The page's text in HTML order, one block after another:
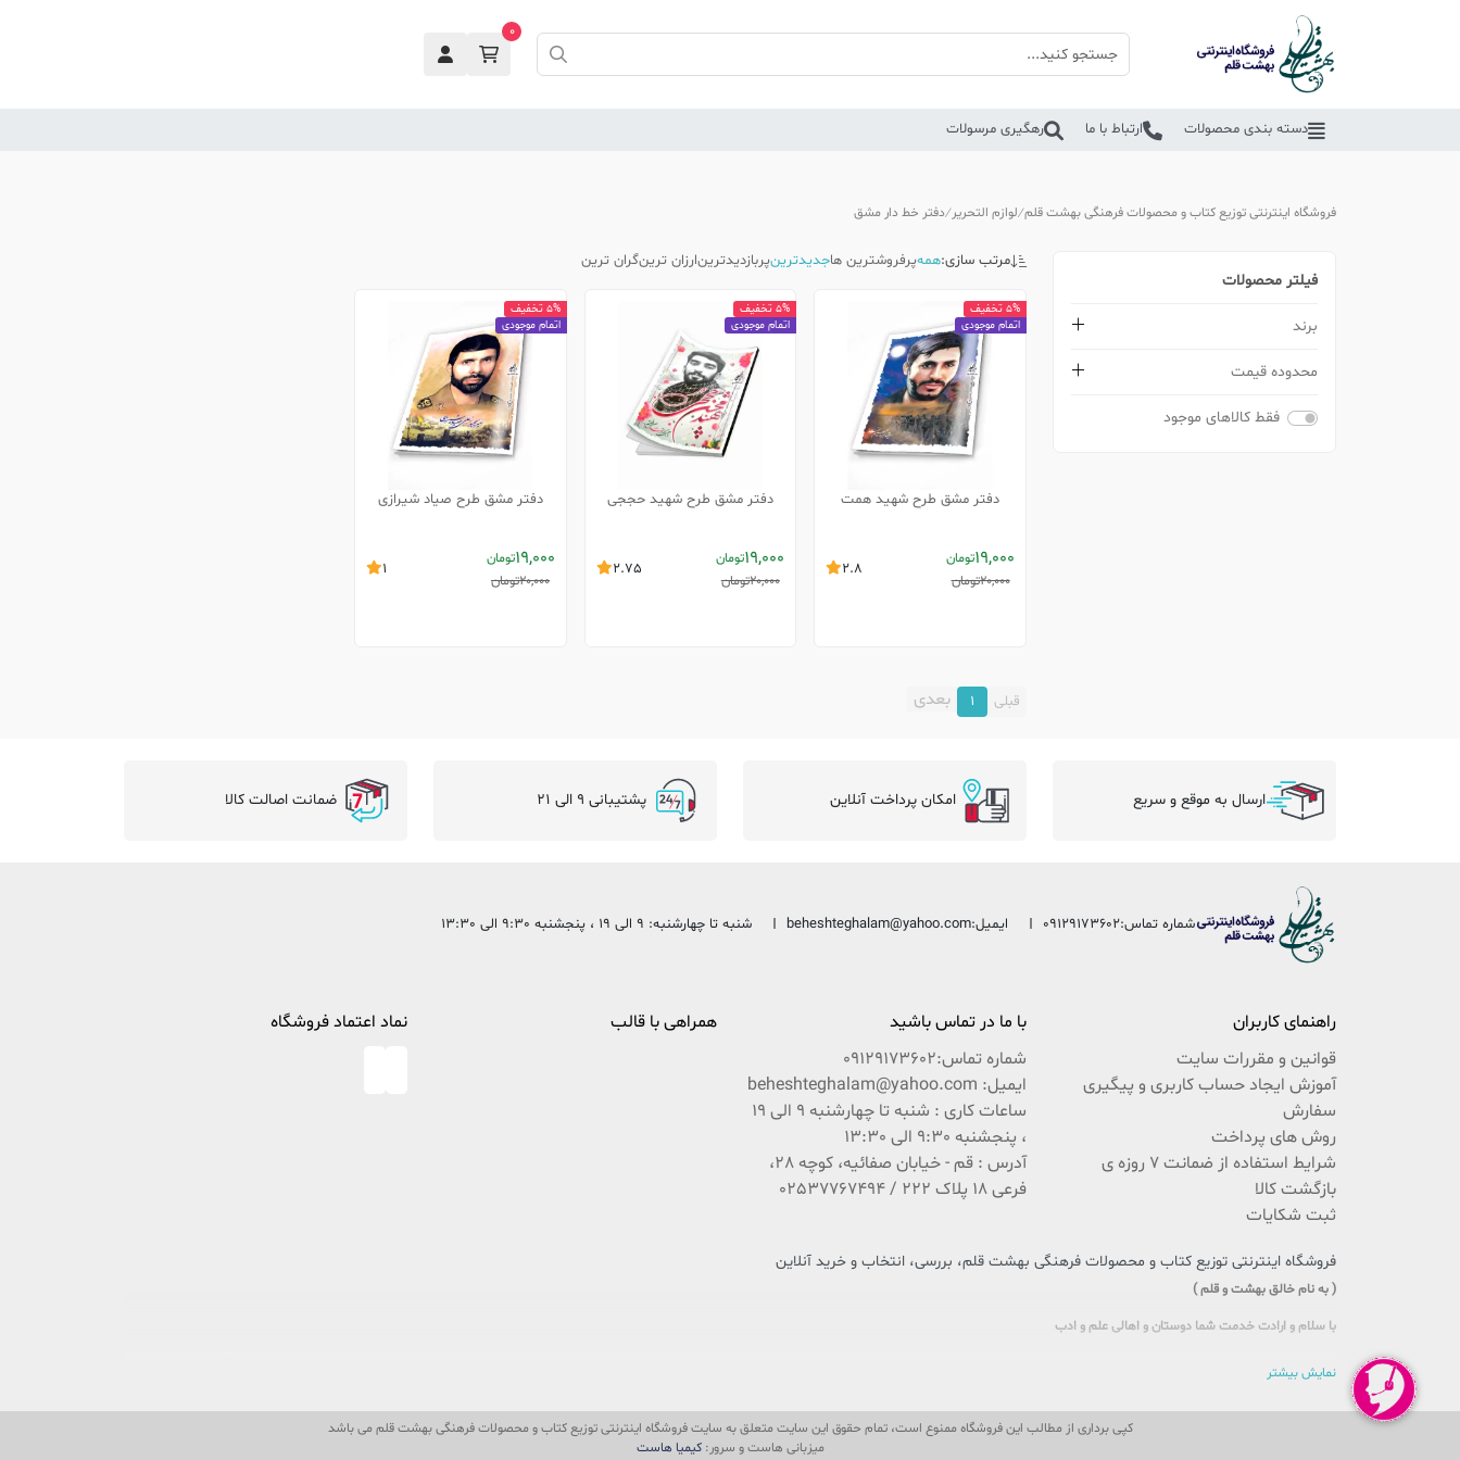
0
دسته بندی محصولات ارتباط با ما رهگیری مرسولات
فروشگاه اینترنتی توزیع کتاب و محصولات فرهنگی بهشت قلم لوازم التحریر دفتر خط دار مشق
فیلتر محصولات
برند
محدوده قیمت
فقط کالاهای موجود
مرتب سازی:همهپرفروشترین هاجدیدترینپربازدیدترینارزان ترینگران ترین
دفتر مشق طرح شهید همت
19,000تومان
20,000تومان
2.8
5% تخفیف
اتمام موجودی
دفتر مشق طرح شهید حججی
19,000تومان
20,000تومان
2.75
5% تخفیف
اتمام موجودی
دفتر مشق طرح صیاد شیرازی
19,000تومان
20,000تومان
1
5% تخفیف
اتمام موجودی
قبلی 1 بعدی
ارسال به موقع و سریع امکان پرداخت آنلاین پشتیبانی 9 الی 21 ضمانت اصالت کالا
شماره تماس:09129173602 ایمیل:beheshteghalam@yahoo.com شنبه تا چهارشنبه: 9 الی 19 ، پنجشنبه 9:30 الی 13:30
راهنمای کاربران
قوانین و مقررات سایت
آموزش ایجاد حساب کاربری و پیگیری
سفارش
روش های پرداخت
شرایط استفاده از ضمانت 7 روزه ی
بازگشت کالا
ثبت شکایات
با ما در تماس باشید
شماره تماس:09129173602
ایمیل: beheshteghalam@yahoo.com
ساعات کاری : شنبه تا چهارشنبه 9 الی 19
، پنجشنبه 9:30 الی 13:30
آدرس : قم - خیابان صفائیه، کوچه 28،
فرعی 18 پلاک 222 / 02537767494
همراهی با قالب نماد اعتماد فروشگاه
فروشگاه اینترنتی توزیع کتاب و محصولات فرهنگی بهشت قلم، بررسی، انتخاب و خرید آنلاین
( به نام خالق بهشت و قلم )
با سلام و ارادت خدمت شما دوستان و اهالی علم و ادب
این بار سنگین فرهنگی را، با یاری و مساعدت شما، به دوش بکشد و پُلی باشد بین شما و ناشران و مؤلفان محترم ایران زمین.
ما در این مجموعه سعی داریم تا دوستانی که به سایت ما شرف یاب می شوند با دستی پر و رضایت کامل از سایت خارج شوند.
نمایش بیشتر
کپی برداری از مطالب این فروشگاه ممنوع است، تمام حقوق این سایت متعلق به سایت فروشگاه اینترنتی توزیع کتاب و محصولات فرهنگی بهشت قلم می باشد
میزبانی هاست و سرور:کیمیا هاست